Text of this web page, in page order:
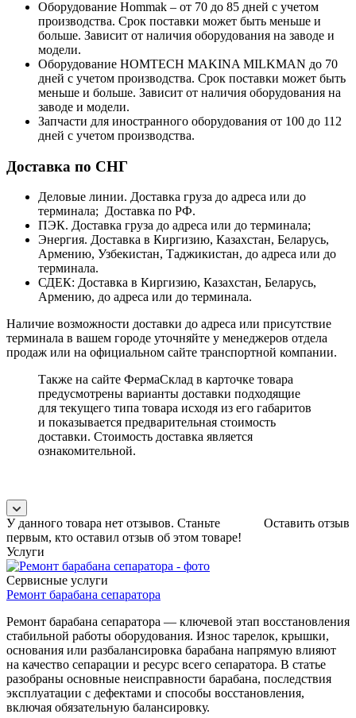
Оборудование Hommak – от 70 до 85 дней с учетом
производства. Срок поставки может быть меньше и
больше. Зависит от наличия оборудования на заводе и
модели.
Оборудование HOMTECH MAKINA MILKMAN до 70
дней с учетом производства. Срок поставки может быть
меньше и больше. Зависит от наличия оборудования на
заводе и модели.
Запчасти для иностранного оборудования от 100 до 112
дней с учетом производства.
Доставка по СНГ
Деловые линии. Доставка груза до адреса или до
терминала; Доставка по РФ.
ПЭК. Доставка груза до адреса или до терминала;
Энергия. Доставка в Киргизию, Казахстан, Беларусь,
Армению, Узбекистан, Таджикистан, до адреса или до
терминала.
СДЕК: Доставка в Киргизию, Казахстан, Беларусь,
Армению, до адреса или до терминала.
Наличие возможности доставки до адреса или присутствие
терминала в вашем городе уточняйте у менеджеров отдела
продаж или на официальном сайте транспортной компании.
Также на сайте ФермаСклад в карточке товара
предусмотрены варианты доставки подходящие
для текущего типа товара исходя из его габаритов
и показывается предварительная стоимость
доставки. Стоимость доставка является
ознакомительной.
Оставить отзыв
У данного товара нет отзывов. Станьте
первым, кто оставил отзыв об этом товаре!
Услуги
Сервисные услуги
Ремонт барабана сепаратора
Ремонт барабана сепаратора — ключевой этап восстановления
стабильной работы оборудования. Износ тарелок, крышки,
основания или разбалансировка барабана напрямую влияют
на качество сепарации и ресурс всего сепаратора. В статье
разобраны основные неисправности барабана, последствия
эксплуатации с дефектами и способы восстановления,
включая обязательную балансировку.